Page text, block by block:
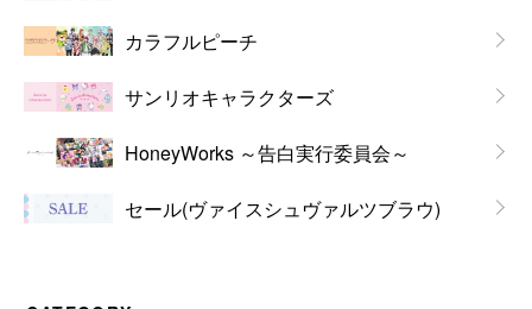
カラフルピーチ
サンリオキャラクターズ
HoneyWorks ～告白実行委員会～
セール(ヴァイスシュヴァルツブラウ)